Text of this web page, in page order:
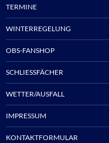
TERMINE
WINTERREGELUNG
OBS-FANSHOP
SCHLIESSFÄCHER
WETTER/AUSFALL
IMPRESSUM
KONTAKTFORMULAR